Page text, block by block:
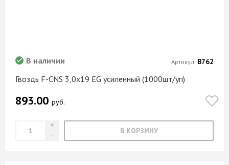
Гвоздь F-CNS 3,0х19 EG усиленный (1000шт/уп)
В наличии
893.00 руб.
В КОРЗИНУ
Артикул: В762